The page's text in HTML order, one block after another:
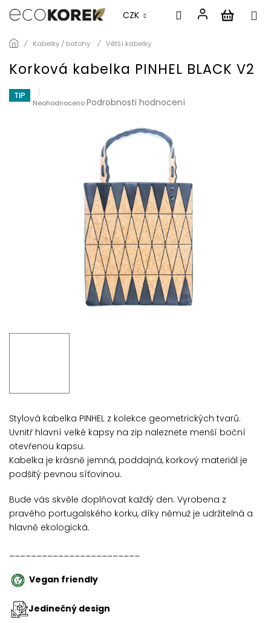
Přejít
obsah
CZK
Kabelky / batohy Větší kabelky
Korková kabelka PINHEL BLACK V2
TIP
Průměrné
NeohodnocenoPodrobnosti hodnocení
Stylová kabelka PINHEL z kolekce geometrických tvarů.
Uvnitř hlavní velké kapsy na zip naleznete menší boční
otevřenou kapsu.
Kabelka je krásně jemná, poddajná, korkový materiál je
podšitý pevnou síťovinou.
Bude vás skvěle doplňovat každý den. Vyrobena z
pravého portugalského korku, díky němuž je udržitelná a
hlavně ekologická.
Vegan friendly
Jedinečný design